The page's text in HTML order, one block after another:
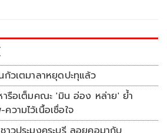
กัวเตมาลาหยุดปะทุแล้ว
รือเต็มคณะ 'มิน อ่อง หล่าย' ย้ำ
วามไว้เนื้อเชื่อใจ